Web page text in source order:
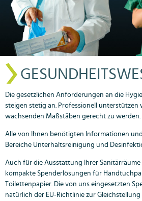
Die gesetzlichen Anforderungen an die
steigen stetig an. Professionell unterstützen
wachsenden Maßstäben gerecht zu werden.
Alle von Ihnen benötigten Informationen
Bereiche Unterhaltsreinigung und
Auch für die Ausstattung Ihrer
kompakte Spenderlösungen für
Toilettenpapier. Die von uns eingesetzten
natürlich der EU-Richtlinie zur